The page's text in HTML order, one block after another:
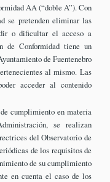
AA (“doble A”). Con
se pretenden eliminar las
o dificultar el acceso a
de Conformidad tiene un
de Fuentenebro
al mismo. Las
acceder al contenido
cumplimiento en materia
se realizan
del Observatorio de
de los requisitos de
de su cumplimiento
en cuenta el caso de los